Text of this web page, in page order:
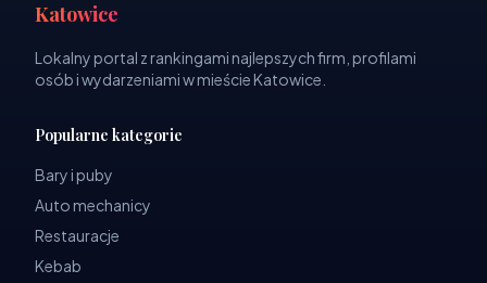
Katowice
Lokalny portal z rankingami najlepszych firm, profilami
osób i wydarzeniami w mieście Katowice.
Popularne kategorie
Bary i puby
Auto mechanicy
Restauracje
Kebab